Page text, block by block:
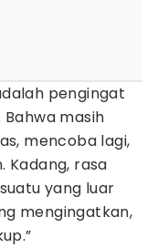
pengingat
masih
mencoba lagi,
Kadang, rasa
yang luar
mengingatkan,